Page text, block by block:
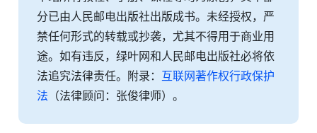
分已由人民邮电出版社出版成书。未经授权，严
禁任何形式的转载或抄袭，尤其不得用于商业用
途。如有违反，绿叶网和人民邮电出版社必将依
法追究法律责任。附录： 互联网著作权行政保护
法 （法律顾问：张俊律师）。